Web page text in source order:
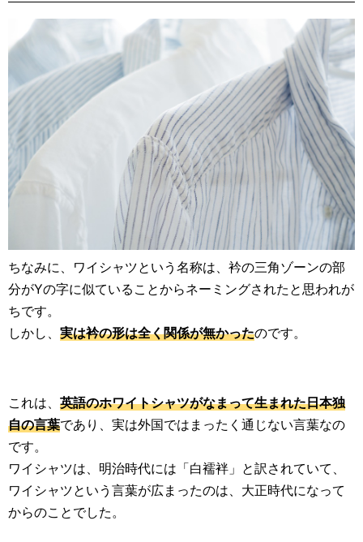
ちなみに、ワイシャツという名称は、衿の三角ゾーンの部
分がYの字に似ていることからネーミングされたと思われが
ちです。
しかし、 実は衿の形は全く関係が無かったのです。
これは、 英語のホワイトシャツがなまって生まれた日本独
自の言葉であり、実は外国ではまったく通じない言葉なの
です。
ワイシャツは、明治時代には「白襦袢」と訳されていて、
ワイシャツという言葉が広まったのは、大正時代になって
からのことでした。